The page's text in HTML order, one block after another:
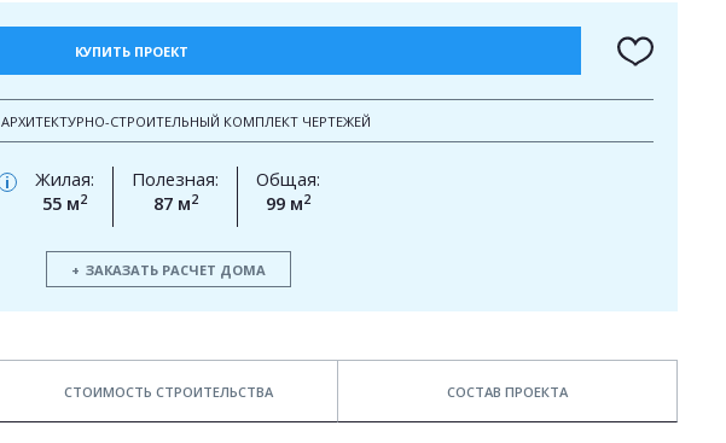
КУПИТЬ ПРОЕКТ
АРХИТЕКТУРНО-СТРОИТЕЛЬНЫЙ КОМПЛЕКТ ЧЕРТЕЖЕЙ
i
Жилая:
55 м2
Полезная:
87 м2
Общая:
99 м2
ЗАКАЗАТЬ РАСЧЕТ ДОМА
СТОИМОСТЬ СТРОИТЕЛЬСТВА СОСТАВ ПРОЕКТА